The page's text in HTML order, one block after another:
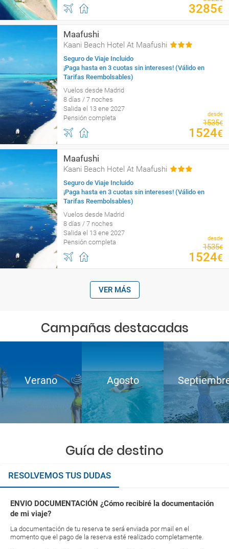
3285€
Maafushi
Kaani Beach Hotel At Maafushi
Seguro de Viaje Incluido
¡Paga hasta en 3 cuotas sin intereses! (Válido en
Tarifas Reembolsables)
Vuelos desde Madrid
8 días / 7 noches
Salida el 13 ene 2027
Pensión completa
desde
1535€
1524€
Maafushi
Kaani Beach Hotel At Maafushi
Seguro de Viaje Incluido
¡Paga hasta en 3 cuotas sin intereses! (Válido en
Tarifas Reembolsables)
Vuelos desde Madrid
8 días / 7 noches
Salida el 13 ene 2027
Pensión completa
desde
1535€
1524€
VER MÁS
Campañas destacadas
Verano Agosto
Guía de destino
RESOLVEMOS TUS DUDAS
ENVIO DOCUMENTACIÓN ¿Cómo recibiré la documentación
de mi viaje?
La documentación de tu reserva te será enviada por mail en el
momento que el pago de la reserva esté realizado completamente.